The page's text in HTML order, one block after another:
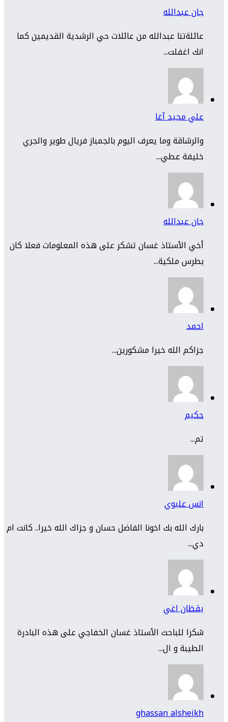
جان عبدالله
عائلةتنا عبدالله من عائلات حي الرشدية القديمين كما
انك اغفلت...
علي مجيد آغا
والرشاقة وما يعرف اليوم بالجمباز فريال طوير والجري
خليفة عطي...
جان عبدالله
أخي الأستاذ غسان تشكر على هذه المعلومات فعلا كان
بطرس ملكية...
احمد
جزاكم الله خيرا مشكورين...
حكيم
تم...
انس عليوي
بارك الله بك اخونا الفاضل حسان و جزاك الله خيرا.. كانت ام
دي...
يقظان اغي
شكرا للباحث الأستاذ غسان الخفاجي على هذه البادرة
الطيبة و ال...
ghassan alsheikh